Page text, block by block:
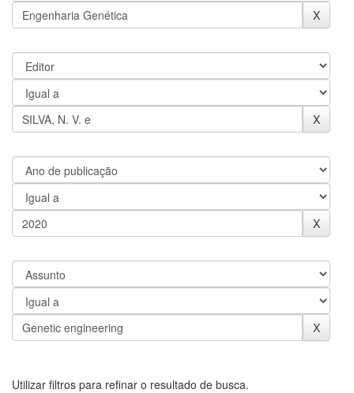
Utilizar filtros para refinar o resultado de busca.